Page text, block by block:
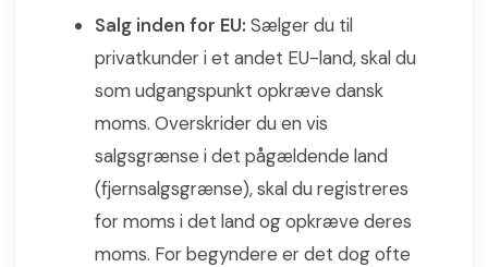
Salg inden for EU: Sælger du til
privatkunder i et andet EU-land, skal du
som udgangspunkt opkræve dansk
moms. Overskrider du en vis
salgsgrænse i det pågældende land
(fjernsalgsgrænse), skal du registreres
for moms i det land og opkræve deres
moms. For begyndere er det dog ofte